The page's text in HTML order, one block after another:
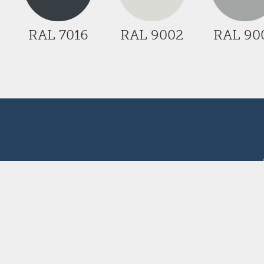
RAL 7016 RAL 9002 RAL